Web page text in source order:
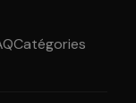
Catégories